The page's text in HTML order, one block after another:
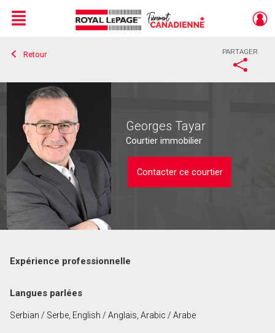
Live
En Direct
Menu
Retour PARTAGER
Georges Tayar
Courtier immobilier
Contacter ce courtier
Prénom
Nom
Expérience professionnelle
Langues parlées
Serbian / Serbe, English / Anglais, Arabic / Arabe